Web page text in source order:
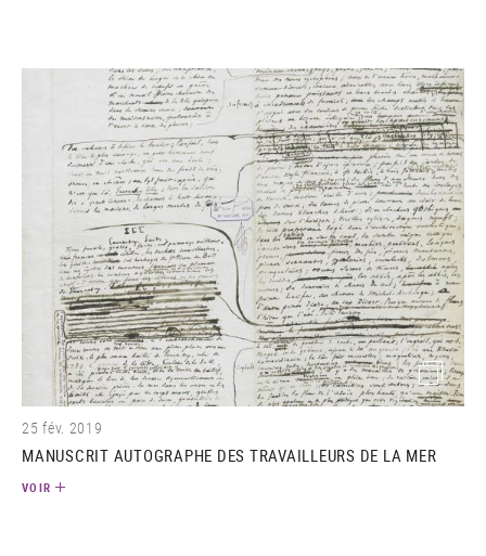
(image)
25 fév. 2019
MANUSCRIT AUTOGRAPHE DES TRAVAILLEURS DE LA MER
VOIR